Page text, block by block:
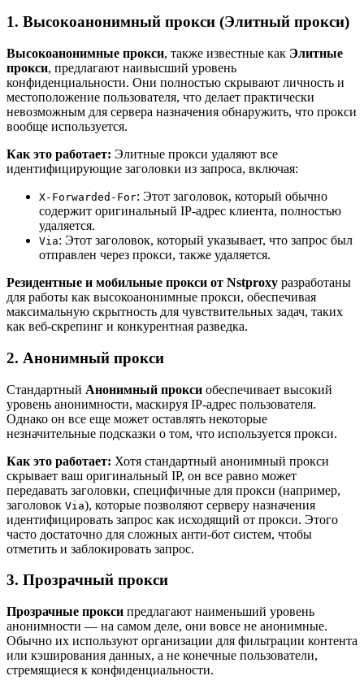
1. Высокоанонимный прокси (Элитный прокси)
Высокоанонимные прокси, также известные как Элитные
прокси, предлагают наивысший уровень
конфиденциальности. Они полностью скрывают личность и
местоположение пользователя, что делает практически
невозможным для сервера назначения обнаружить, что прокси
вообще используется.
Как это работает: Элитные прокси удаляют все
идентифицирующие заголовки из запроса, включая:
X-Forwarded-For: Этот заголовок, который обычно
содержит оригинальный IP-адрес клиента, полностью
удаляется.
Via: Этот заголовок, который указывает, что запрос был
отправлен через прокси, также удаляется.
Резидентные и мобильные прокси от Nstproxy разработаны
для работы как высокоанонимные прокси, обеспечивая
максимальную скрытность для чувствительных задач, таких
как веб-скрепинг и конкурентная разведка.
2. Анонимный прокси
Стандартный Анонимный прокси обеспечивает высокий
уровень анонимности, маскируя IP-адрес пользователя.
Однако он все еще может оставлять некоторые
незначительные подсказки о том, что используется прокси.
Как это работает: Хотя стандартный анонимный прокси
скрывает ваш оригинальный IP, он все равно может
передавать заголовки, специфичные для прокси (например,
заголовок Via), которые позволяют серверу назначения
идентифицировать запрос как исходящий от прокси. Этого
часто достаточно для сложных анти-бот систем, чтобы
отметить и заблокировать запрос.
3. Прозрачный прокси
Прозрачные прокси предлагают наименьший уровень
анонимности — на самом деле, они вовсе не анонимные.
Обычно их используют организации для фильтрации контента
или кэширования данных, а не конечные пользователи,
стремящиеся к конфиденциальности.